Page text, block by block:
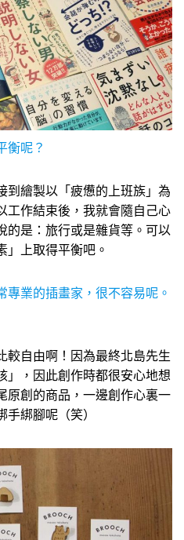
衡呢？
到繪製以「疲憊的上班族」為
工作結束後，我就會隨自己心
的是：旅行或是雜貨等。可以
」上取得平衡吧。
業的插畫家，很不容易呢。
較自由啊！因為最終北島先生
」，因此創作時都很安心地想
原創的商品，一邊創作心裏一
綁腳呢（笑）